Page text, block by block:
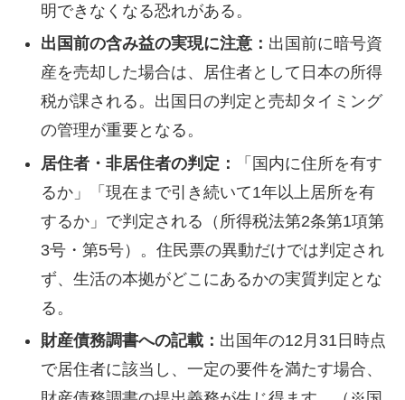
明できなくなる恐れがある。
出国前の含み益の実現に注意： 出国前に暗号資
産を売却した場合は、居住者として日本の所得
税が課される。出国日の判定と売却タイミング
の管理が重要となる。
居住者・非居住者の判定：
「国内に住所を有す
るか」「現在まで引き続いて1年以上居所を有
するか」で判定される（所得税法第2条第1項第
3号・第5号）。住民票の異動だけでは判定され
ず、生活の本拠がどこにあるかの実質判定とな
る。
財産債務調書への記載： 出国年の12月31日時点
で居住者に該当し、一定の要件を満たす場合、